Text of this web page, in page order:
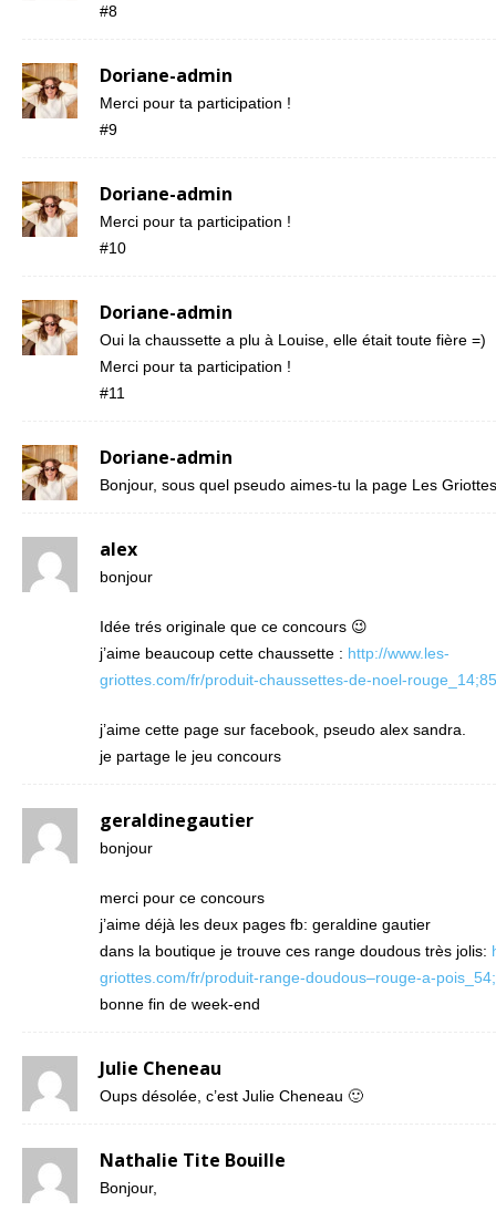
#8
Doriane-admin
Merci pour ta participation !
#9
Doriane-admin
Merci pour ta participation !
#10
Doriane-admin
Oui la chaussette a plu à Louise, elle était toute fière =)
Merci pour ta participation !
#11
Doriane-admin
Bonjour, sous quel pseudo aimes-tu la page Les
alex
bonjour
Idée trés originale que ce concours 😉
j’aime beaucoup cette chaussette : http://www.les-
griottes.com/fr/produit-chaussettes-de-noel-
j’aime cette page sur facebook, pseudo alex sandra.
je partage le jeu concours
geraldinegautier
bonjour
merci pour ce concours
j’aime déjà les deux pages fb: geraldine gautier
dans la boutique je trouve ces range doudous très jolis:
griottes.com/fr/produit-range-doudous–rouge-a-
bonne fin de week-end
Julie Cheneau
Oups désolée, c’est Julie Cheneau 🙂
Nathalie Tite Bouille
Bonjour,